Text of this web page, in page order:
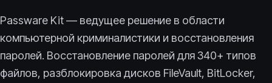
Passware Kit — ведущее решение в области
компьютерной криминалистики и восстановления
паролей. Восстановление паролей для 340+ типов
файлов, разблокировка дисков FileVault, BitLocker,